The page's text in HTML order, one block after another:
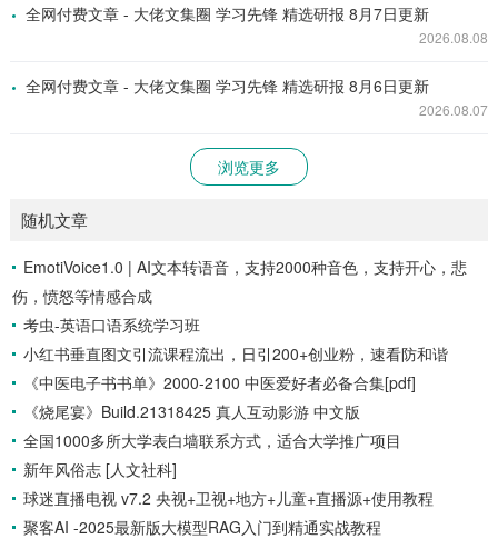
全网付费文章 - 大佬文集圈 学习先锋 精选研报 8月7日更新
2026.08.08
全网付费文章 - 大佬文集圈 学习先锋 精选研报 8月6日更新
2026.08.07
浏览更多
随机文章
EmotiVoice1.0 | AI文本转语音，支持2000种音色，支持开心，悲
伤，愤怒等情感合成
考虫-英语口语系统学习班
小红书垂直图文引流课程流出，日引200+创业粉，速看防和谐
《中医电子书书单》2000-2100 中医爱好者必备合集[pdf]
《烧尾宴》Build.21318425 真人互动影游 中文版
全国1000多所大学表白墙联系方式，适合大学推广项目
新年风俗志 [人文社科]
球迷直播电视 v7.2 央视+卫视+地方+儿童+直播源+使用教程
聚客AI -2025最新版大模型RAG入门到精通实战教程